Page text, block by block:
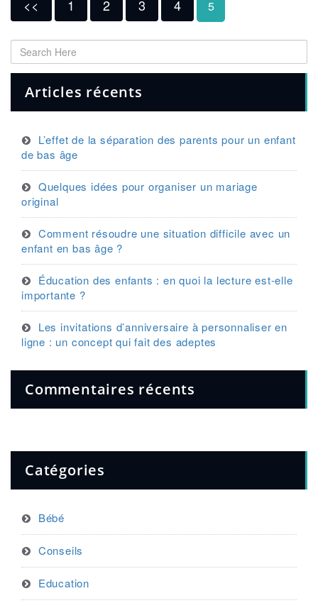
<< 1 2 3 4 5
Articles récents
L’effet de la séparation des parents pour un enfant
de bas âge
Quelques idées pour organiser un mariage
original
Comment résoudre une situation difficile avec un
enfant en bas âge ?
Éducation des enfants : en quoi la lecture est-elle
importante ?
Les invitations d’anniversaire à personnaliser en
ligne : un concept qui fait des adeptes
Commentaires récents
Catégories
Bébé
Conseils
Education